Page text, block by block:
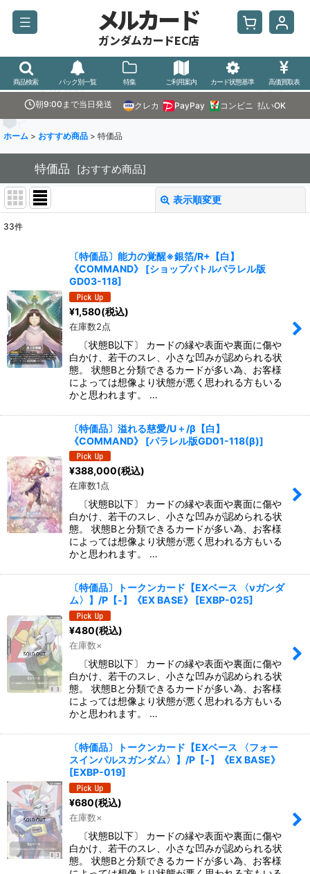
メルカード
ガンダムカードEC店
商品検索 パック別一覧 特集 ご利用案内 カード状態基準 高価買取表
朝9:00まで当日発送 クレカ PayPay コンビニ 払いOK
ホーム > おすすめ商品 > 特価品
特価品 [おすすめ商品]
表示順変更
33件
〔特価品〕能力の覚醒※銀箔/R+【白】
《COMMAND》
[ショップバトルパラレル版
GD03-118]
¥1,580(税込)
在庫数2点
〔状態B以下〕 カードの縁や表面や裏面に傷や
白かけ、若干のスレ、小さな凹みが認められる状
態。 状態Bと分類できるカードが多い為、お客様
によっては想像より状態が悪く思われる方もいる
かと思われます。 …
〔特価品〕溢れる慈愛/U＋/β【白】
《COMMAND》
[パラレル版GD01-118(β)]
¥388,000(税込)
在庫数1点
〔状態B以下〕 カードの縁や表面や裏面に傷や
白かけ、若干のスレ、小さな凹みが認められる状
態。 状態Bと分類できるカードが多い為、お客様
によっては想像より状態が悪く思われる方もいる
かと思われます。 …
〔特価品〕トークンカード【EXベース 〈νガンダ
ム〉】/P【-】《EX BASE》
[EXBP-025]
¥480(税込)
在庫数×
〔状態B以下〕 カードの縁や表面や裏面に傷や
白かけ、若干のスレ、小さな凹みが認められる状
態。 状態Bと分類できるカードが多い為、お客様
によっては想像より状態が悪く思われる方もいる
かと思われます。 …
〔特価品〕トークンカード【EXベース 〈フォー
スインパルスガンダム〉】/P【-】《EX BASE》
[EXBP-019]
¥680(税込)
在庫数×
〔状態B以下〕 カードの縁や表面や裏面に傷や
白かけ、若干のスレ、小さな凹みが認められる状
態。 状態Bと分類できるカードが多い為、お客様